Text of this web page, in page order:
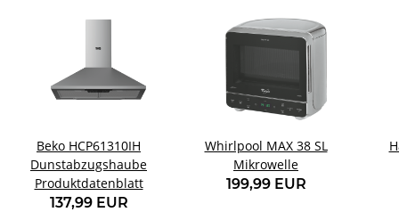
Beko HCP61310IH
Dunstabzugshaube
Produktdatenblatt
137,99 EUR
Whirlpool MAX 38 SL
Mikrowelle
199,99 EUR